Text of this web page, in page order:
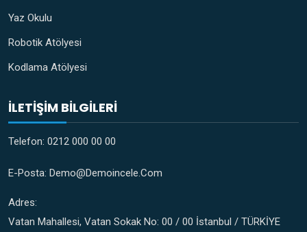
Yaz Okulu
Robotik Atölyesi
Kodlama Atölyesi
İLETIŞIM BILGILERI
Telefon: 0212 000 00 00
E-Posta: Demo@demoincele.com
Adres:
Vatan Mahallesi, Vatan Sokak No: 00 / 00 İstanbul / TÜRKİYE